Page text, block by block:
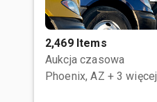
2,469 Items
Aukcja czasowa
Phoenix, AZ + 3 więcej